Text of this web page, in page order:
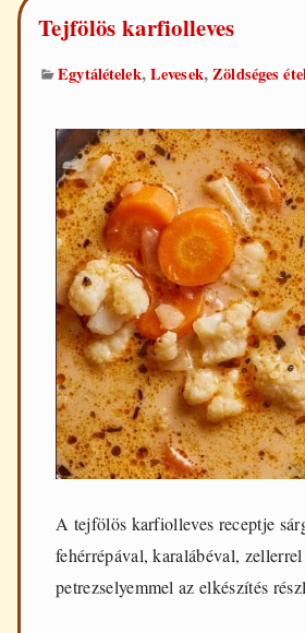
Tejfölös karfiolleves
Egytálételek,Levesek,Zöldséges
A tejfölös karfiolleves receptje
fehérrépával, karalábéval, zellerrel
petrezselyemmel az elkészítés